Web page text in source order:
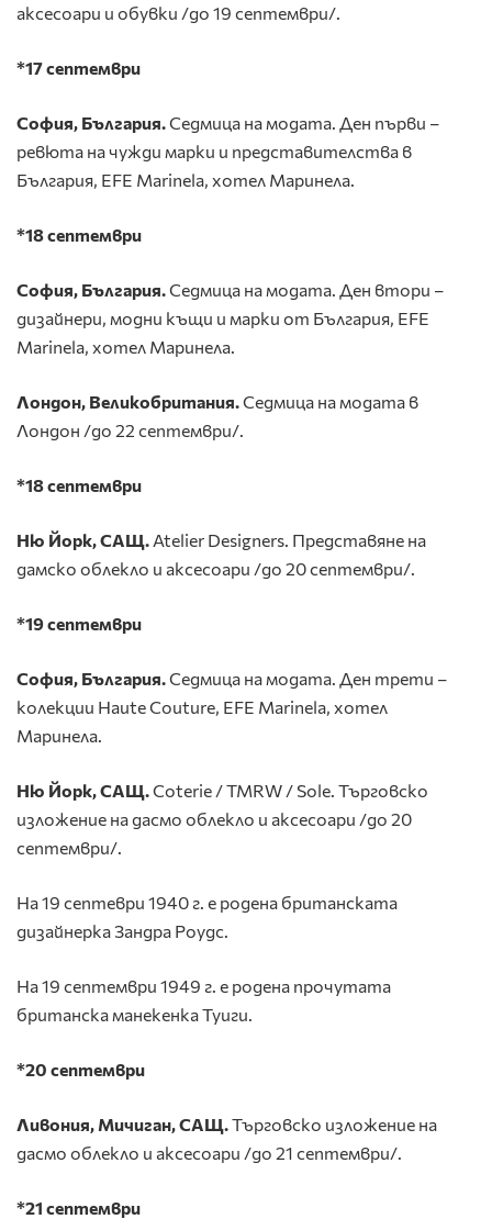
аксесоари и обувки /до 19 септември/.
*17 септември
София, България.Седмица на модата. Ден първи –
ревюта на чужди марки и представителства в
България, EFE Marinela, хотел Маринела.
*18 септември
София, България.Седмица на модата. Ден втори –
дизайнери, модни къщи и марки от България, EFE
Marinela, хотел Маринела.
Лондон, Великобритания.Седмица на модата в
Лондон /до 22 септември/.
*18 септември
Ню Йорк, САЩ. Atelier Designers. Представяне на
дамско облекло и аксесоари /до 20 септември/.
*19 септември
София, България.Седмица на модата. Ден трети –
колекции Haute Couture, EFE Marinela, хотел
Маринела.
Ню Йорк, САЩ.Coterie / TMRW / Sole. Търговско
изложение на дасмо облекло и аксесоари /до 20
септември/.
На 19 септеври 1940 г. е родена британската
дизайнерка Зандра Роудс.
На 19 септември 1949 г. е родена прочутата
британска манекенка Туиги.
*20 септември
Ливония, Мичиган, САЩ.Търговско изложение на
дасмо облекло и аксесоари /до 21 септември/.
*21 септември